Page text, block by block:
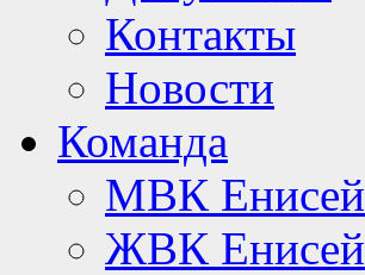
Контакты
Новости
Команда
МВК Енисей
ЖВК Енисей